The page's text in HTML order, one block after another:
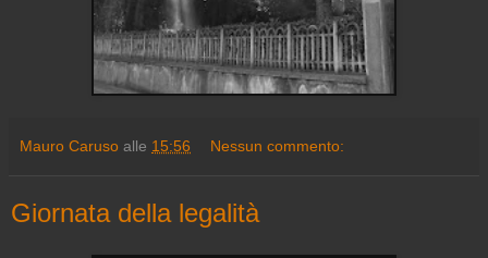
Mauro Caruso alle 15:56 Nessun commento:
Giornata della legalità